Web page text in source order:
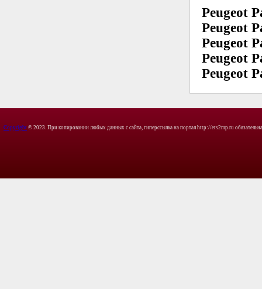
Peugeot
Peugeot
Peugeot
Peugeot
Peugeot
Copyright © 2023. При копировании любых данных с сайта, гиперссылка на портал http://ets2mp.ru